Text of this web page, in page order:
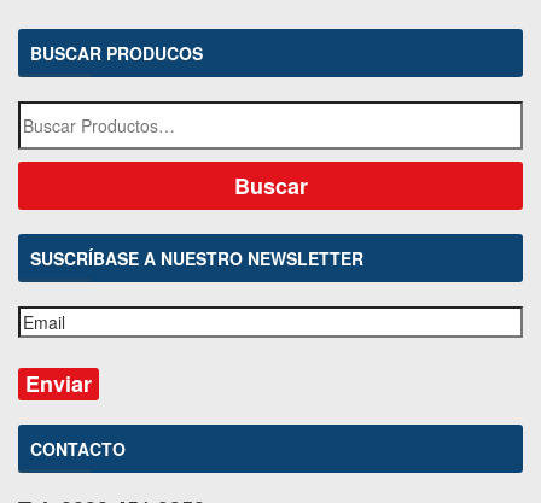
BUSCAR PRODUCOS
SUSCRÍBASE A NUESTRO NEWSLETTER
CONTACTO